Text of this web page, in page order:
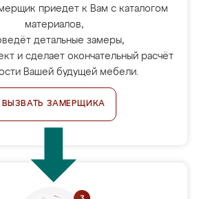
приедет к Вам с каталогом
материалов,
детальные замеры,
и сделает окончательный расчёт
Вашей будущей мебели.
ВЫЗВАТЬ ЗАМЕРЩИКА